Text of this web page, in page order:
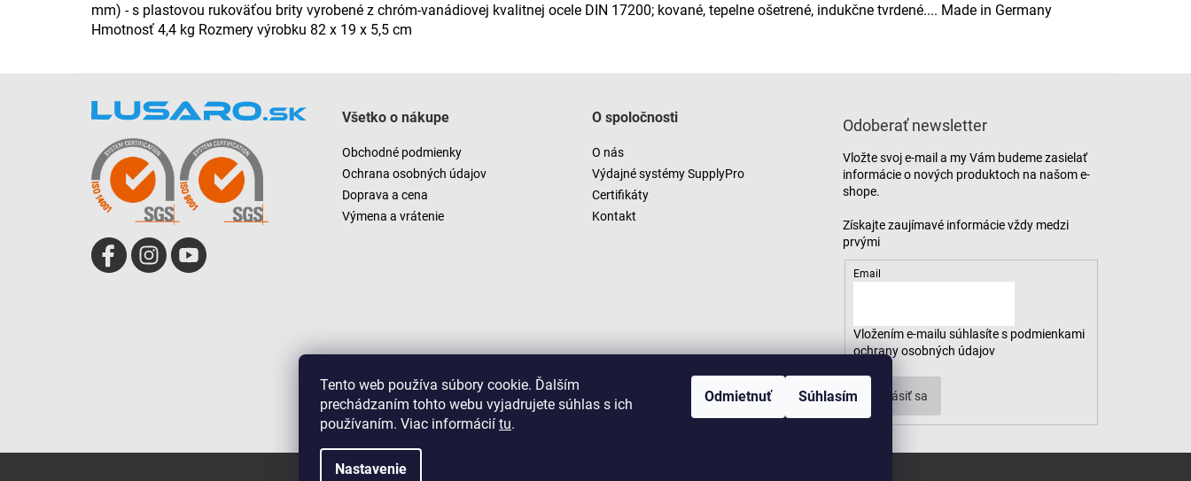
Tento web používa súbory cookie. Ďalším
prechádzaním tohto webu vyjadrujete súhlas s ich
používaním. Viac informácií tu.
Nastavenie
Odmietnuť Súhlasím
mm) - s plastovou rukoväťou brity vyrobené z chróm-vanádiovej kvalitnej ocele DIN 17200; kované, tepelne ošetrené, indukčne tvrdené.... Made in Germany
Hmotnosť 4,4 kg Rozmery výrobku 82 x 19 x 5,5 cm
Všetko o nákupe
Obchodné podmienky
Ochrana osobných údajov
Doprava a cena
Výmena a vrátenie
O spoločnosti
O nás
Výdajné systémy SupplyPro
Certifikáty
Kontakt
Odoberať newsletter
Vložte svoj e-mail a my Vám budeme zasielať
informácie o nových produktoch na našom e-
shope.
Email
Vložením e-mailu súhlasíte s podmienkami
ochrany osobných údajov
Prihlásiť sa